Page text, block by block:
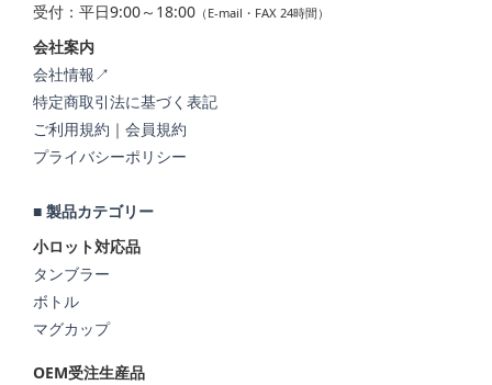
受付：平日9:00～18:00 （E-mail・FAX 24時間）
会社案内
会社情報↗
特定商取引法に基づく表記
ご利用規約 ｜ 会員規約
プライバシーポリシー
■ 製品カテゴリー
小ロット対応品
タンブラー
ボトル
マグカップ
OEM受注生産品